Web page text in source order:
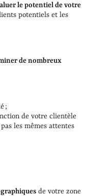
le potentiel de votre
potentiels et les
de nombreux
;
de votre clientèle
les mêmes attentes
de votre zone